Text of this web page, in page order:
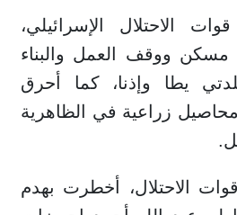
الاحتلال الإسرائيلي،
مسكن ووقف العمل والبناء
يطا وإذنا، كما أحرق
زراعية في الظاهرية
الاحتلال، أخطرت بهدم